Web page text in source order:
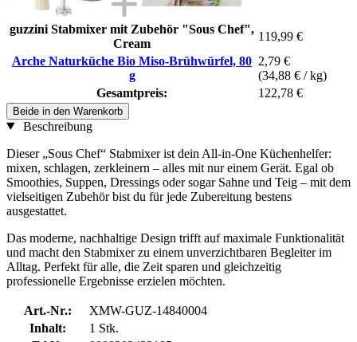
guzzini Stabmixer mit Zubehör "Sous Chef",
Cream
119,99 €
Arche Naturküche Bio Miso-Brühwürfel, 80
g
2,79 €
(34,88 € / kg)
Gesamtpreis:
122,78 €
Beide in den Warenkorb
Beschreibung
Dieser „Sous Chef“ Stabmixer ist dein All-in-One Küchenhelfer:
mixen, schlagen, zerkleinern – alles mit nur einem Gerät. Egal ob
Smoothies, Suppen, Dressings oder sogar Sahne und Teig – mit dem
vielseitigen Zubehör bist du für jede Zubereitung bestens
ausgestattet.
Das moderne, nachhaltige Design trifft auf maximale Funktionalität
und macht den Stabmixer zu einem unverzichtbaren Begleiter im
Alltag. Perfekt für alle, die Zeit sparen und gleichzeitig
professionelle Ergebnisse erzielen möchten.
Art.-Nr.:
XMW-GUZ-14840004
Inhalt:
1 Stk.